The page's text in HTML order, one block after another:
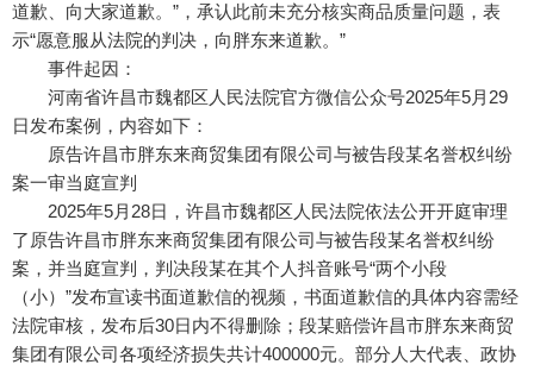
道歉、向大家道歉。”，承认此前未充分核实商品质量问题，表
示“愿意服从法院的判决，向胖东来道歉。”
事件起因：
河南省许昌市魏都区人民法院官方微信公众号2025年5月29
日发布案例，内容如下：
原告许昌市胖东来商贸集团有限公司与被告段某名誉权纠纷
案一审当庭宣判
2025年5月28日，许昌市魏都区人民法院依法公开开庭审理
了原告许昌市胖东来商贸集团有限公司与被告段某名誉权纠纷
案，并当庭宣判，判决段某在其个人抖音账号“两个小段
（小）”发布宣读书面道歉信的视频，书面道歉信的具体内容需经
法院审核，发布后30日内不得删除；段某赔偿许昌市胖东来商贸
集团有限公司各项经济损失共计400000元。部分人大代表、政协